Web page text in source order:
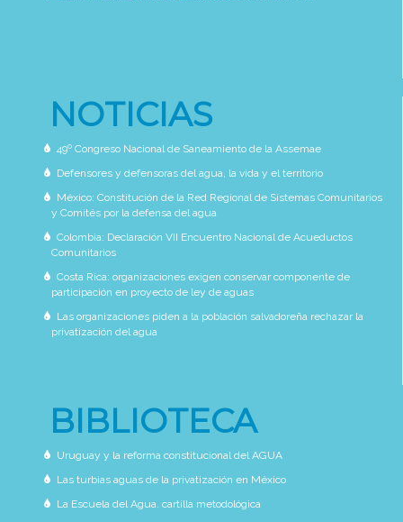
NOTICIAS
49º Congreso Nacional de Saneamiento de la Assemae
Defensores y defensoras del agua, la vida y el territorio
México: Constitución de la Red Regional de Sistemas Comunitarios
y Comités por la defensa del agua
Colombia: Declaración VII Encuentro Nacional de Acueductos
Comunitarios
Costa Rica: organizaciones exigen conservar componente de
participación en proyecto de ley de aguas
Las organizaciones piden a la población salvadoreña rechazar la
privatización del agua
BIBLIOTECA
Uruguay y la reforma constitucional del AGUA
Las turbias aguas de la privatización en México
La Escuela del Agua. cartilla metodológica